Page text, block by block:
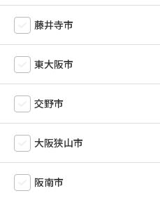
藤井寺市
東大阪市
交野市
大阪狭山市
阪南市